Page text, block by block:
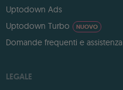
Uptodown Ads
Uptodown Turbo
NUOVO
Domande frequenti e assistenza
LEGALE